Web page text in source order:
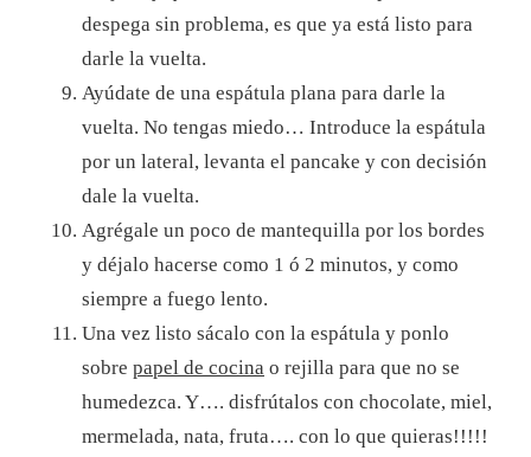
despega sin problema, es que ya está listo para
darle la vuelta.
Ayúdate de una espátula plana para darle la
vuelta. No tengas miedo… Introduce la espátula
por un lateral, levanta el pancake y con decisión
dale la vuelta.
Agrégale un poco de mantequilla por los bordes
y déjalo hacerse como 1 ó 2 minutos, y como
siempre a fuego lento.
Una vez listo sácalo con la espátula y ponlo
sobre papel de cocina o rejilla para que no se
humedezca. Y…. disfrútalos con chocolate, miel,
mermelada, nata, fruta…. con lo que quieras!!!!!